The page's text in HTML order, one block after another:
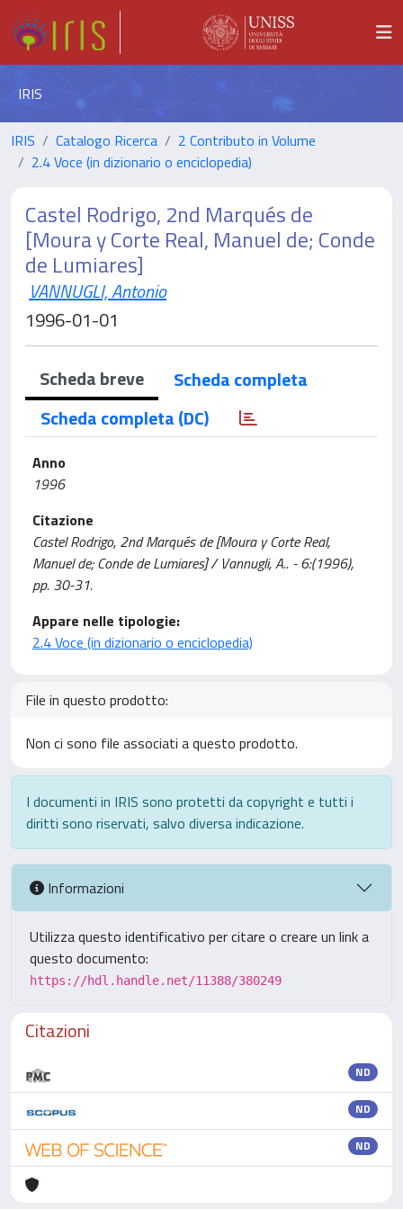
IRIS
IRIS Catalogo Ricerca
2 Contributo in Volume
2.4 Voce (in dizionario o enciclopedia)
Castel Rodrigo, 2nd Marqués de
[Moura y Corte Real, Manuel de; Conde
de Lumiares]
VANNUGLI, Antonio
1996-01-01
Scheda breve
Scheda completa
Scheda completa (DC)
Anno
1996
Citazione
Castel Rodrigo, 2nd Marqués de [Moura y Corte Real,
Manuel de; Conde de Lumiares] / Vannugli, A.. - 6:(1996),
pp. 30-31.
Appare nelle tipologie:
2.4 Voce (in dizionario o enciclopedia)
File in questo prodotto:
Non ci sono file associati a questo prodotto.
I documenti in IRIS sono protetti da copyright e tutti i
diritti sono riservati, salvo diversa indicazione.
Informazioni
Utilizza questo identificativo per citare o creare un link a
questo documento:
https://hdl.handle.net/11388/380249
Citazioni
ND
ND
ND